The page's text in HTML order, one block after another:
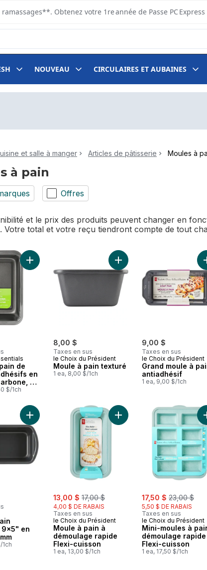
Obtenez votre 1re année de Passe PC
NOUVEAU CIRCULAIRES ET AUBAINES
et salle à manger Articles de pâtisserie Moules à
à pain
Offres
et le prix des produits peuvent changer en
Votre total et votre reçu tiendront compte de tout
de
en
2
$/1ch
Ajouter Moules à pain de 9 po antiadhésifs en acier
8,00 $
Taxes en sus
le Choix du Président
Moule à pain texturé
1 ea, 8,00 $/1ch
Ajouter Moule à pain
9,00 $
Taxes en sus
le Choix du Président
Grand moule à
antiadhésif
1 ea, 9,00 $/1ch
9x5" en
1ch
Ajouter Moule à pain Resistech 9x5" en métal 0,6 mm
sale:
13,00 $ , formerly:
17,00 $
4,00 $ DE RABAIS
Taxes en sus
le Choix du Président
Moule à pain à
démoulage rapide
Flexi-cuisson
1 ea, 13,00 $/1ch
Ajouter Moule à pain à
sale:
17,50 $ , formerly:
23,00 $
5,50 $ DE RABAIS
Taxes en sus
le Choix du Président
Mini-moules à
démoulage rapide
Flexi-cuisson
1 ea, 17,50 $/1ch